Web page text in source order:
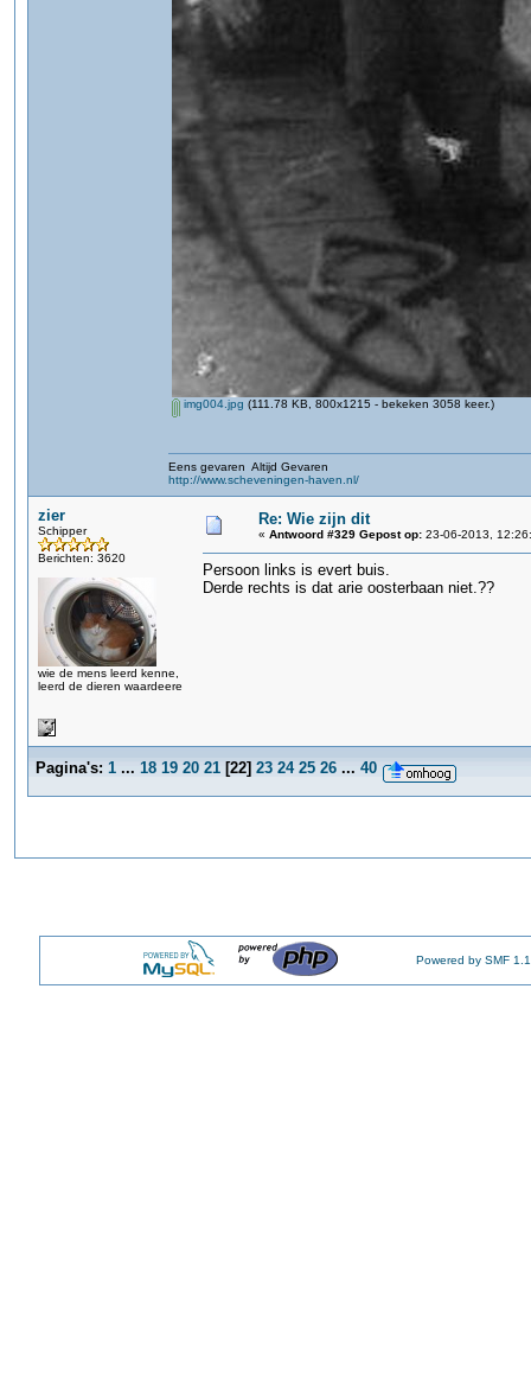
img004.jpg (111.78 KB, 800x1215 - bekeken 3058 keer.)
Eens gevaren Altijd Gevaren
http://www.scheveningen-haven.nl/
zier
Schipper
Berichten: 3620
wie de mens leerd kenne,
leerd de dieren waardeere
Re: Wie zijn dit
« Antwoord #329 Gepost op: 23-06-2013,
Persoon links is evert buis.
Derde rechts is dat arie oosterbaan niet.??
Pagina's: 1 ... 18 19 20 21 [22] 23 24 25 26 ... 40
Powered by SMF